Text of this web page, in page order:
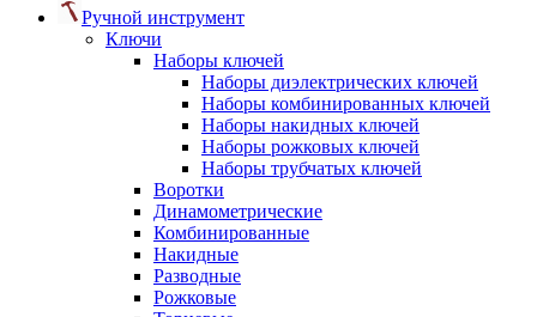
Ручной инструмент
Ключи
Наборы ключей
Наборы диэлектрических ключей
Наборы комбинированных ключей
Наборы накидных ключей
Наборы рожковых ключей
Наборы трубчатых ключей
Воротки
Динамометрические
Комбинированные
Накидные
Разводные
Рожковые